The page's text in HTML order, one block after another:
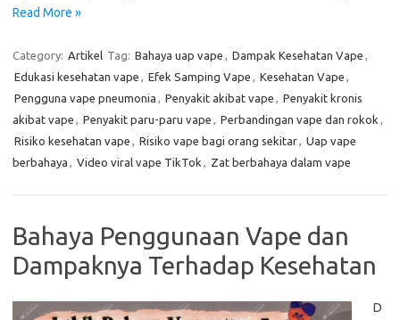
Read More »
Category: Artikel Tag: Bahaya uap vape , Dampak Kesehatan Vape ,
Edukasi kesehatan vape , Efek Samping Vape , Kesehatan Vape ,
Pengguna vape pneumonia , Penyakit akibat vape , Penyakit kronis
akibat vape , Penyakit paru-paru vape , Perbandingan vape dan rokok ,
Risiko kesehatan vape , Risiko vape bagi orang sekitar, Uap vape
berbahaya , Video viral vape TikTok , Zat berbahaya dalam vape
Bahaya Penggunaan Vape dan
Dampaknya Terhadap Kesehatan
D